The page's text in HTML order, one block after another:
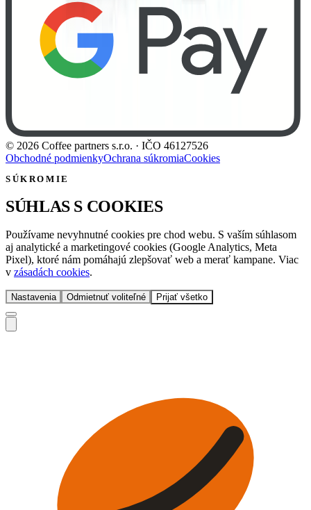
© 2026 Coffee partners s.r.o. · IČO 46127526
Obchodné podmienkyOchrana súkromiaCookies
SÚKROMIE
SÚHLAS S COOKIES
Používame nevyhnutné cookies pre chod webu. S vaším súhlasom
aj analytické a marketingové cookies (Google Analytics, Meta
Pixel), ktoré nám pomáhajú zlepšovať web a merať kampane. Viac
v zásadách cookies.
Nastavenia Odmietnuť voliteľné Prijať všetko